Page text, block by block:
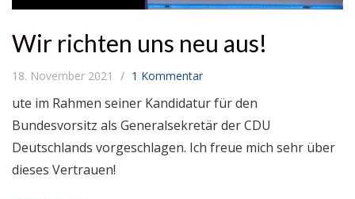
Wir richten uns neu aus!
18. November 2021 1 Kommentar
ute im Rahmen seiner Kandidatur für den
Bundesvorsitz als Generalsekretär der CDU
Deutschlands vorgeschlagen. Ich freue mich sehr über
dieses Vertrauen!